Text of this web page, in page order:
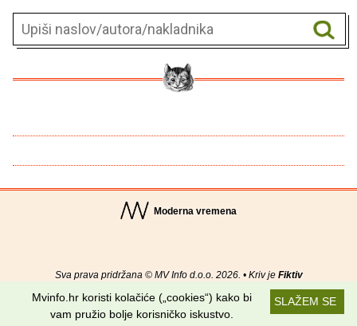
Moderna vremena
Sva prava pridržana © MV Info d.o.o. 2026. • Kriv je Fiktiv
O nama• Pomoć•Uvjeti korištenja•RSS kanaliSLAŽEM SE
Mvinfo.hr koristi kolačiće („cookies“) kako bi
vam pružio bolje korisničko iskustvo.